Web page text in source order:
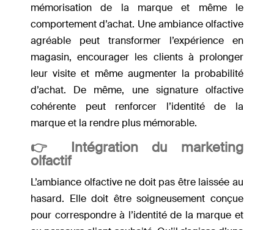
mémorisation de la marque et même le
comportement d’achat. Une ambiance olfactive
agréable peut transformer l’expérience en
magasin, encourager les clients à prolonger
leur visite et même augmenter la probabilité
d’achat. De même, une signature olfactive
cohérente peut renforcer l’identité de la
marque et la rendre plus mémorable.
👉 Intégration du marketing
olfactif
L’ambiance olfactive ne doit pas être laissée au
hasard. Elle doit être soigneusement conçue
pour correspondre à l’identité de la marque et